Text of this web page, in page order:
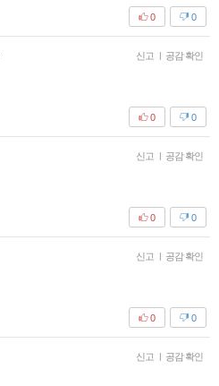
0
0
신고 공감 확인
0
0
신고 공감 확인
0
0
신고 공감 확인
0
0
신고 공감 확인